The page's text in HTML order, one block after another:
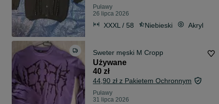
Puławy
26 lipca 2026
XXXL / 58 Niebieski Akryl
Sweter męski M Cropp
Używane
40 zł
44,90 zł z Pakietem Ochronnym
Puławy
31 lipca 2026